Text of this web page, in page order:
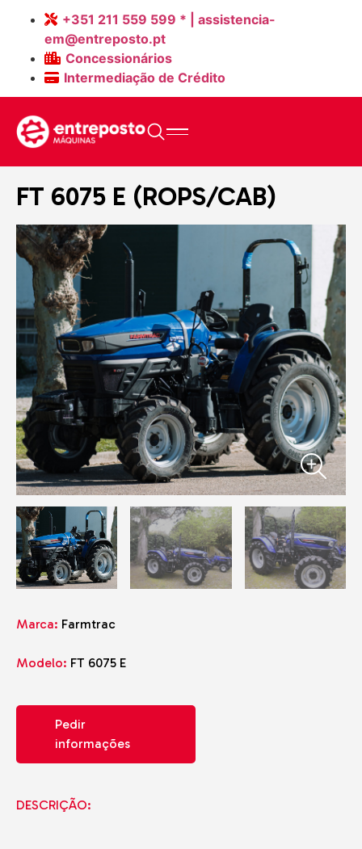
+351 211 559 599 * | assistencia-
em@entreposto.pt
Concessionários
Intermediação de Crédito
Home > Máquinas FT 6075 E (ROPS/CAB)
FT 6075 E (ROPS/CAB)
Marca: Farmtrac
Modelo: FT 6075 E
Pedir
informações
DESCRIÇÃO: